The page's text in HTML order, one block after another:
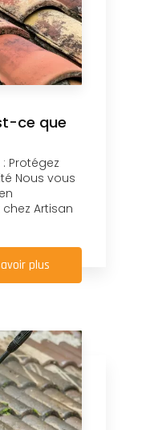
ce que
Protégez
Nous vous
Artisan
plus